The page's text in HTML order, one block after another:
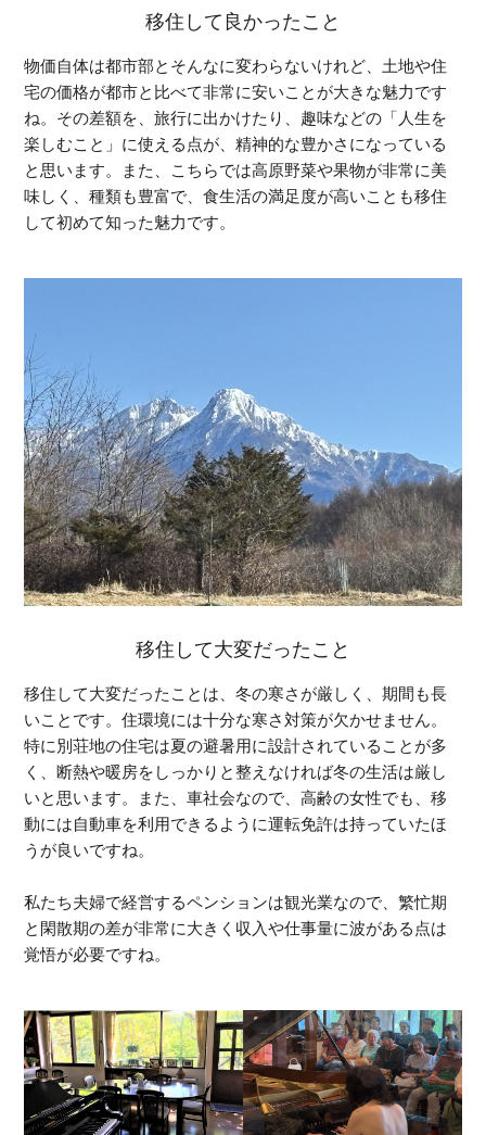
移住して良かったこと
物価自体は都市部とそんなに変わらないけれど、土地や住
宅の価格が都市と比べて非常に安いことが大きな魅力です
ね。その差額を、旅行に出かけたり、趣味などの「人生を
楽しむこと」に使える点が、精神的な豊かさになっている
と思います。また、こちらでは高原野菜や果物が非常に美
味しく、種類も豊富で、食生活の満足度が高いことも移住
して初めて知った魅力です。
移住して大変だったこと
移住して大変だったことは、冬の寒さが厳しく、期間も長
いことです。住環境には十分な寒さ対策が欠かせません。
特に別荘地の住宅は夏の避暑用に設計されていることが多
く、断熱や暖房をしっかりと整えなければ冬の生活は厳し
いと思います。また、車社会なので、高齢の女性でも、移
動には自動車を利用できるように運転免許は持っていたほ
うが良いですね。
私たち夫婦で経営するペンションは観光業なので、繁忙期
と閑散期の差が非常に大きく収入や仕事量に波がある点は
覚悟が必要ですね。